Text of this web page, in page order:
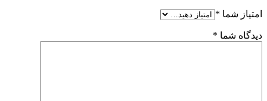
امتیاز شما *
دیدگاه شما *